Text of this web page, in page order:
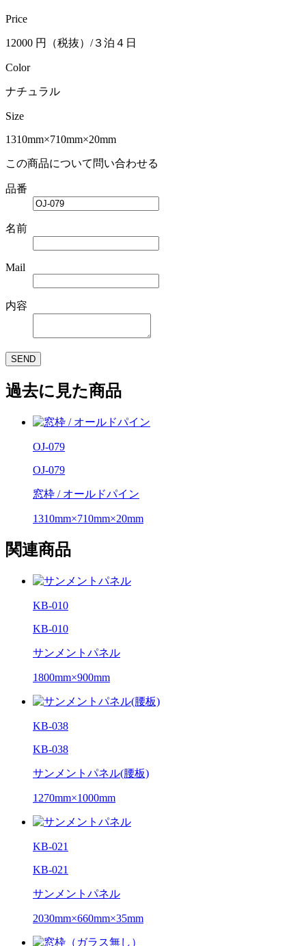
Price
12000 円（税抜）/３泊４日
Color
ナチュラル
Size
1310mm×710mm×20mm
この商品について問い合わせる
品番
名前
Mail
内容
SEND
過去に見た商品
OJ-079
OJ-079
窓枠 / オールドパイン
1310mm×710mm×20mm
関連商品
KB-010
KB-010
サンメントパネル
1800mm×900mm
KB-038
KB-038
サンメントパネル(腰板)
1270mm×1000mm
KB-021
KB-021
サンメントパネル
2030mm×660mm×35mm